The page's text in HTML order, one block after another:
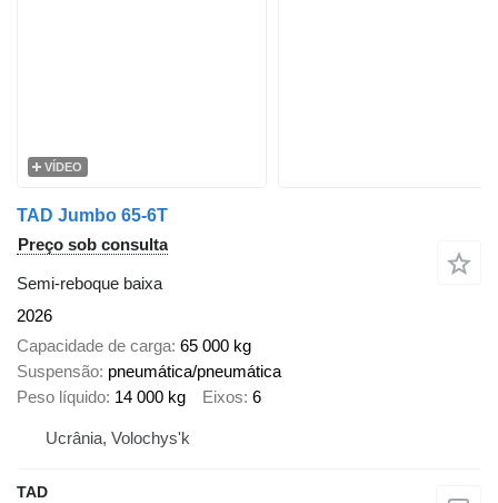
VÍDEO
TAD Jumbo 65-6T
Preço sob consulta
Semi-reboque baixa
2026
Capacidade de carga 65 000 kg
Suspensão pneumática/pneumática
Peso líquido 14 000 kg Eixos 6
Ucrânia, Volochys'k
TAD